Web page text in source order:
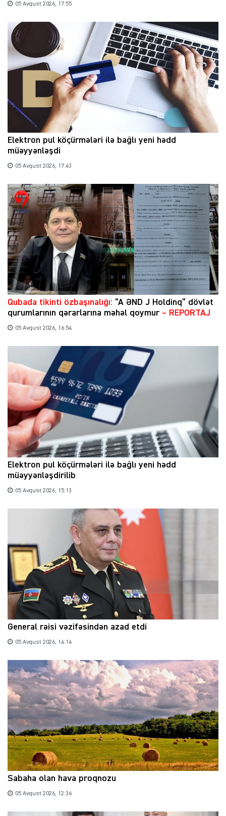
05 Avqust 2026, 17:55
Elektron pul köçürmələri ilə bağlı yeni hədd
müəyyənləşdi
05 Avqust 2026, 17:43
Qubada tikinti özbaşınalığı: “A ƏND J Holdinq” dövlət
qurumlarının qərarlarına məhəl qoymur – REPORTAJ
05 Avqust 2026, 16:54
Elektron pul köçürmələri ilə bağlı yeni hədd
müəyyənləşdirilib
05 Avqust 2026, 15:13
General rəisi vəzifəsindən azad etdi
05 Avqust 2026, 14:14
Sabaha olan hava proqnozu
05 Avqust 2026, 12:36